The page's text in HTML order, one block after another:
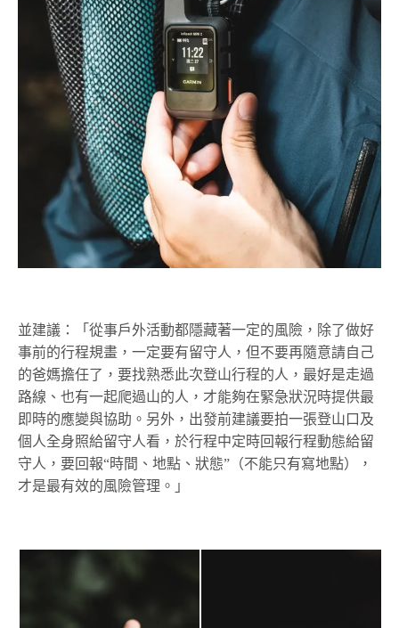
並建議：「從事戶外活動都隱藏著一定的風險，除了做好
事前的行程規畫，一定要有留守人，但不要再隨意請自己
的爸媽擔任了，要找熟悉此次登山行程的人，最好是走過
路線、也有一起爬過山的人，才能夠在緊急狀況時提供最
即時的應變與協助。另外，出發前建議要拍一張登山口及
個人全身照給留守人看，於行程中定時回報行程動態給留
守人，要回報“時間、地點、狀態”（不能只有寫地點），
才是最有效的風險管理。」